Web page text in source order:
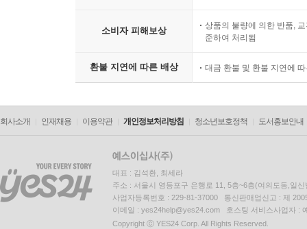
소비자 피해보상
상품의 불량에 의한 반품,
준하여 처리됨
환불 지연에 따른 배상 대금 환불 및 환불 지연에
회사소개 인재채용 이용약관 개인정보처리방침 청소년보호정책 도서홍보안내
대표 : 김석환, 최세라
주소 : 서울시 영등포구 은행로 11, 5층~6층(여의도동,일신
사업자등록번호 : 229-81-37000 통신판매업신고 : 제
이메일 : yes24help@yes24.com 호스팅 서비스사업자 :
Copyright ⓒ YES24 Corp. All Rights Reserved.